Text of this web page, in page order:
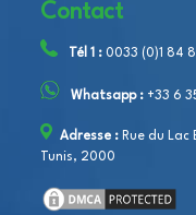
Contact
Tél 1 : 0033 (0)1 84
Whatsapp : +33 6
Adresse : Rue du
Tunis, 2000